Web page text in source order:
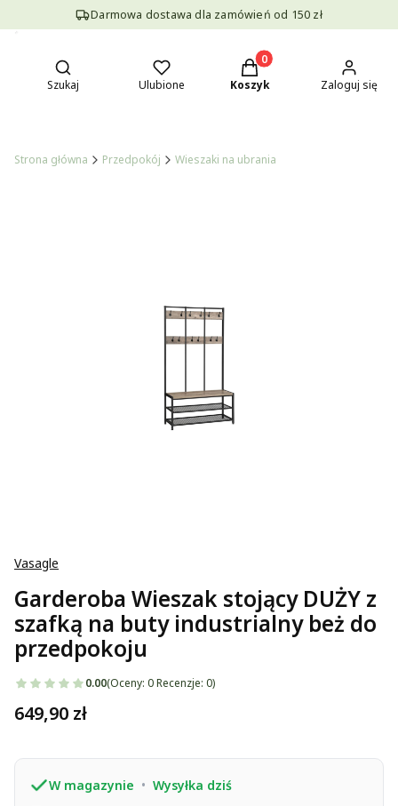
Otwórz wyszukiwarkę
Szukaj Ulubione
Produkty w koszyku: 0.
Koszyk Zaloguj się
Darmowa dostawa dla zamówień od 150 zł
Strona główna Przedpokój Wieszaki na ubrania
Vasagle
Garderoba Wieszak stojący DUŻY z
szafką na buty industrialny beż do
przedpokoju
0.00(Oceny: 0 Recenzje: 0)
Cena
649,90 zł
W magazynie • Wysyłka dziś